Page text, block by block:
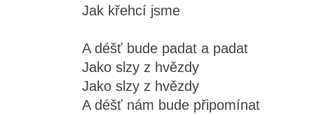
Jak křehcí jsme
A déšť bude padat a padat
Jako slzy z hvězdy
Jako slzy z hvězdy
A déšť nám bude připomínat